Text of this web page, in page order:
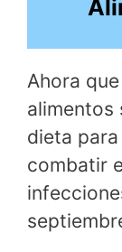
Ahora
alimentos
dieta
combatir